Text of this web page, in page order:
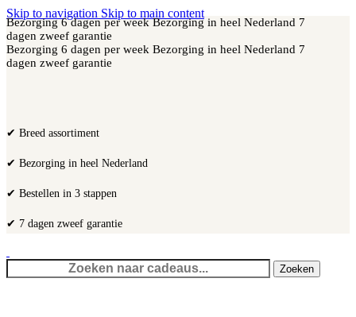
Skip to navigation Skip to main content
Bezorging 6 dagen per weekBezorging in heel Nederland 7
dagen zweef garantie
Bezorging 6 dagen per week Bezorging in heel Nederland 7
dagen zweef garantie
✔ Breed assortiment
✔ Bezorging in heel Nederland
✔ Bestellen in 3 stappen
✔ 7 dagen zweef garantie
Zoeken